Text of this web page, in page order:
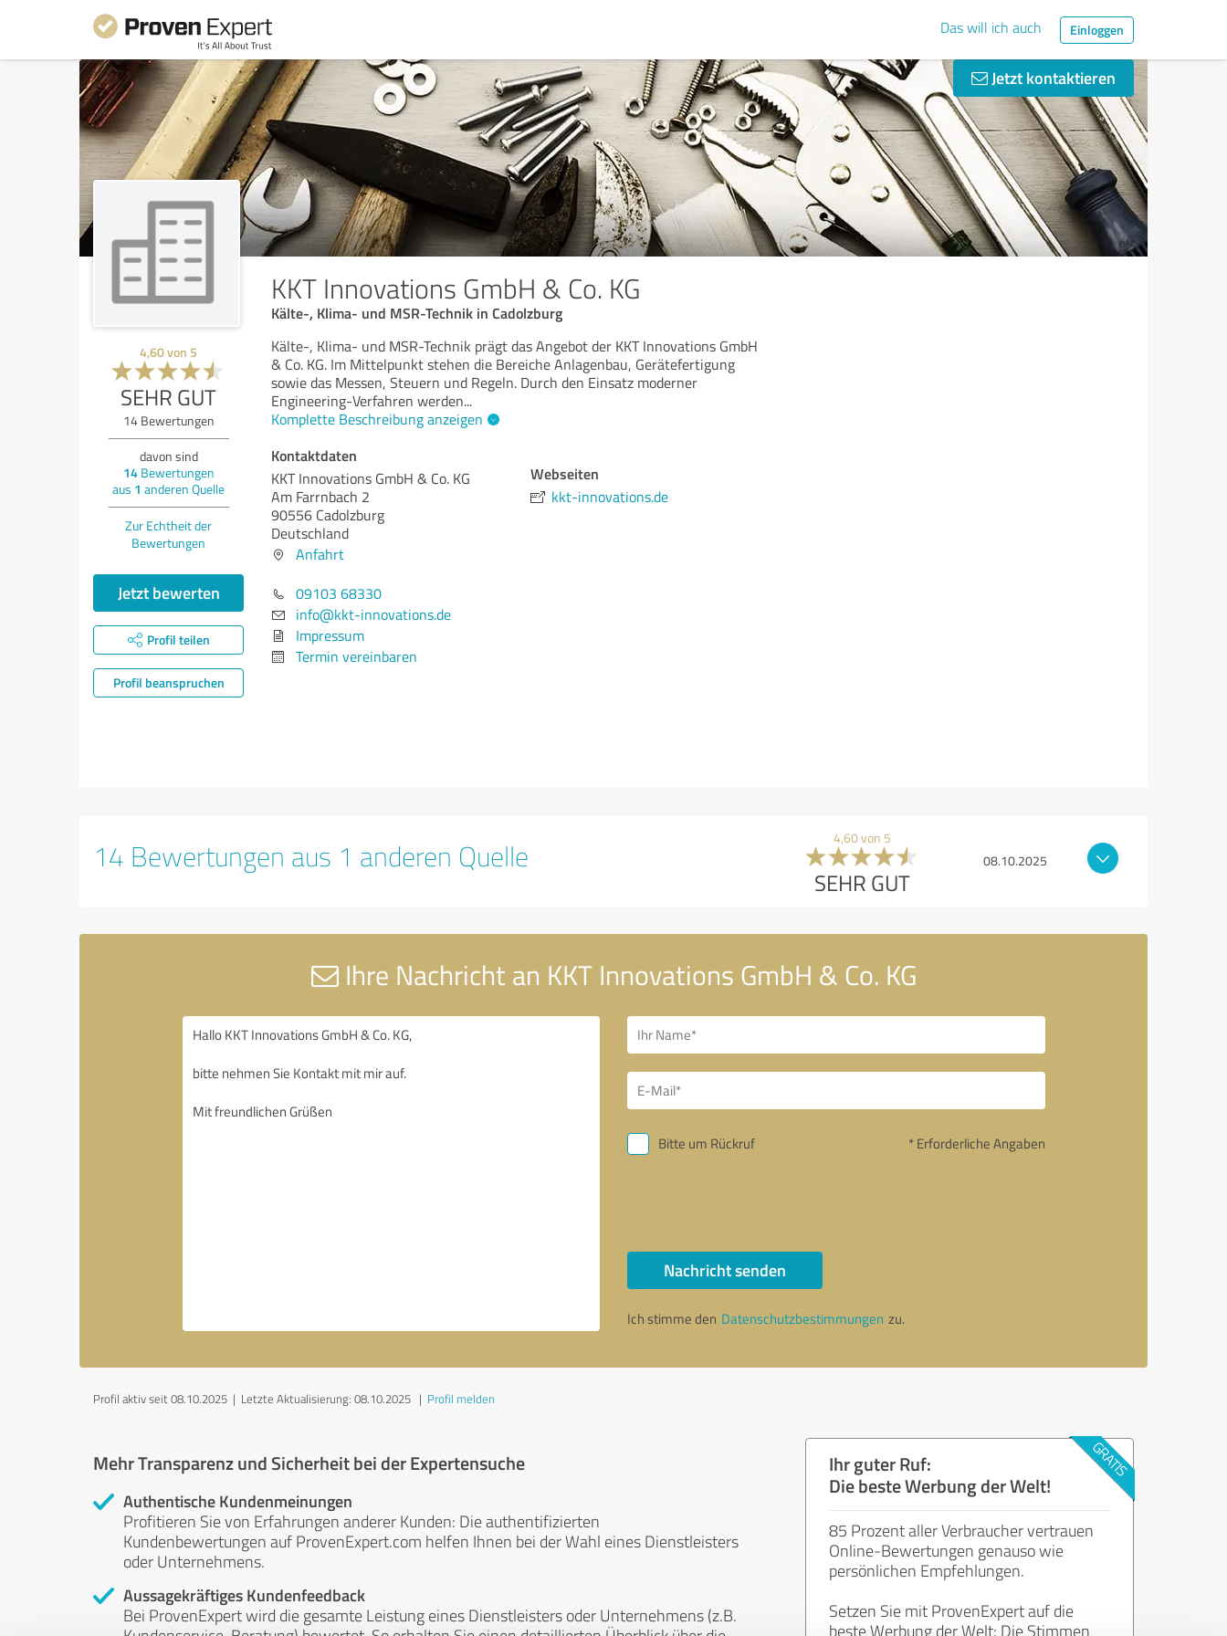
Das will ich auch Einloggen
Jetzt kontaktieren
KKT Innovations GmbH & Co. KG
Kälte-, Klima- und MSR-Technik in Cadolzburg
4,60von 5
SEHR GUT
14Bewertungen
davon sind
14Bewertungen
aus 1 anderen Quelle
Zur Echtheit der
Bewertungen
Jetzt bewerten
Profil teilen
Profil beanspruchen
Kälte-, Klima- und MSR-Technik prägt das Angebot der KKT Innovations GmbH
& Co. KG. Im Mittelpunkt stehen die Bereiche Anlagenbau, Gerätefertigung
sowie das Messen, Steuern und Regeln. Durch den Einsatz moderner
Engineering-Verfahren werden...
Komplette Beschreibung anzeigen
Kontaktdaten
KKT Innovations GmbH & Co. KG
Am Farrnbach 2
90556 Cadolzburg
Deutschland
Anfahrt
09103 68330
info@kkt-innovations.de
Impressum
Termin vereinbaren
Webseiten
kkt-innovations.de
14 Bewertungen aus 1 anderen Quelle 4,60 von 5
SEHR GUT
08.10.2025
Ihre Nachricht an KKT Innovations GmbH & Co. KG
Bitte um Rückruf * Erforderliche Angaben
Nachricht senden
Ich stimme den Datenschutzbestimmungen zu.
Profil aktiv seit 08.10.2025 | Letzte Aktualisierung: 08.10.2025 | Profil melden
Mehr Transparenz und Sicherheit bei der Expertensuche
Authentische Kundenmeinungen
Profitieren Sie von Erfahrungen anderer Kunden: Die authentifizierten
Kundenbewertungen auf ProvenExpert.com helfen Ihnen bei der Wahl eines Dienstleisters
oder Unternehmens.
Aussagekräftiges Kundenfeedback
Bei ProvenExpert wird die gesamte Leistung eines Dienstleisters oder Unternehmens (z.B.
Ihr guter Ruf:
Die beste Werbung der Welt!
85 Prozent aller Verbraucher vertrauen
Online-Bewertungen genauso wie
persönlichen Empfehlungen.
Setzen Sie mit ProvenExpert auf die
beste Werbung der Welt: Die Stimmen